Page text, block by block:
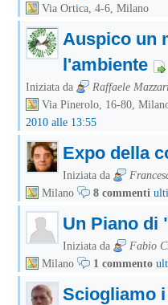
Via Ortica, 4-6, Milano
Auspico un
l'ambiente
Iniziata da Raffaele
Via Pinerolo, 16-80,
2010 alle 13:55
Expo della
Iniziata da
Milano
8 commenti
Un Piano di
Iniziata da Fabio
Milano
1 commento
Sciogliamo